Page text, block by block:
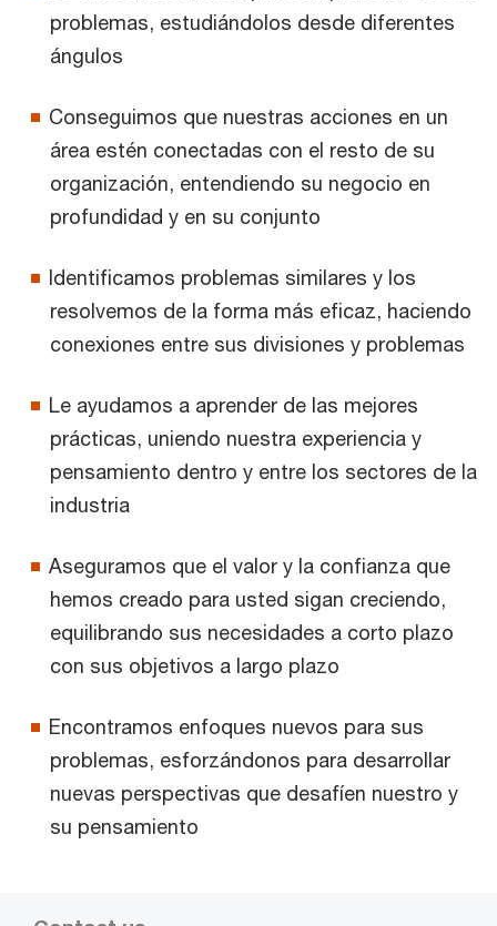
problemas, estudiándolos desde diferentes
ángulos
Conseguimos que nuestras acciones en un
área estén conectadas con el resto de su
organización, entendiendo su negocio en
profundidad y en su conjunto
Identificamos problemas similares y los
resolvemos de la forma más eficaz, haciendo
conexiones entre sus divisiones y problemas
Le ayudamos a aprender de las mejores
prácticas, uniendo nuestra experiencia y
pensamiento dentro y entre los sectores de la
industria
Aseguramos que el valor y la confianza que
hemos creado para usted sigan creciendo,
equilibrando sus necesidades a corto plazo
con sus objetivos a largo plazo
Encontramos enfoques nuevos para sus
problemas, esforzándonos para desarrollar
nuevas perspectivas que desafíen nuestro y
su pensamiento